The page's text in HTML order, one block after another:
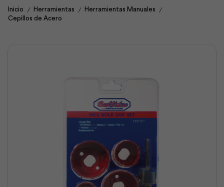
Inicio / Herramientas / Herramientas Manuales /
Cepillos de Acero